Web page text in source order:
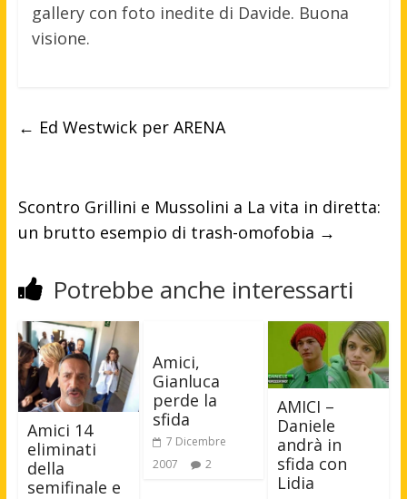
gallery con foto inedite di Davide. Buona
visione.
← Ed Westwick per ARENA
Scontro Grillini e Mussolini a La vita in diretta:
un brutto esempio di trash-omofobia →
Potrebbe anche interessarti
Amici 14
eliminati
della
semifinale e
Amici,
Gianluca
perde la
sfida
7 Dicembre
2007
2
AMICI –
Daniele
andrà in
sfida con
Lidia